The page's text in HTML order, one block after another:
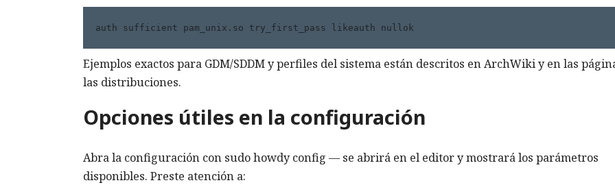
auth sufficient pam_unix.so try_first_pass likeauth nullok
Ejemplos exactos para GDM/SDDM y perfiles del sistema están descritos en ArchWiki y en las
las distribuciones.
Opciones útiles en la configuración
Abra la configuración con sudo howdy config — se abrirá en el editor y mostrará los parámetros
disponibles. Preste atención a: